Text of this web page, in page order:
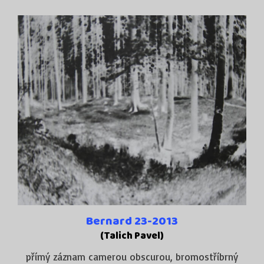
Bernard 23-2013
(Talich Pavel)
přímý záznam camerou obscurou, bromostříbrný